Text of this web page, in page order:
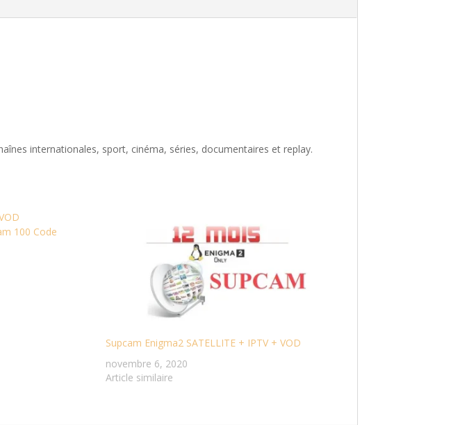
internationales, sport, cinéma, séries, documentaires et replay.
100 Code
Supcam Enigma2 SATELLITE + IPTV + VOD
novembre 6, 2020
Article similaire